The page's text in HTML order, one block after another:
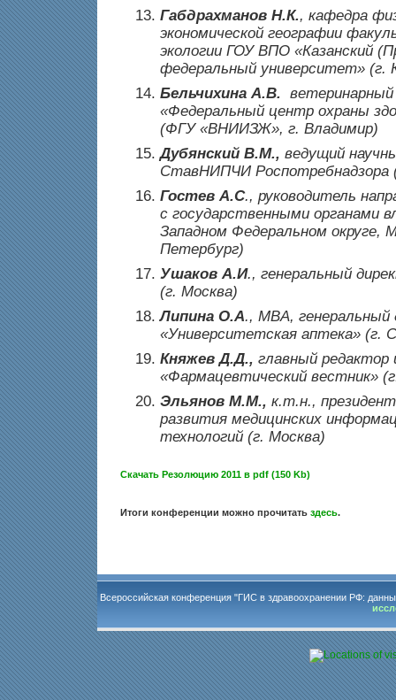
Габдрахманов Н.К., кафедра
экономической географии
экологии ГОУ ВПО «Казанский
федеральный университет» (г.
Бельчихина А.В.
«Федеральный центр охраны
(ФГУ «ВНИИЗЖ», г. Владимир)
Дубянский В.М., ведущий
СтавНИПЧИ Роспотребнадзора
Гостев А.С., руководитель
с государственными органами
Западном Федеральном округе,
Петербург)
Ушаков А.И., генеральный
(г. Москва)
Липина О.А., MBA,
«Университетская аптека» (г.
Княжев Д.Д., главный редактор
«Фармацевтический вестник»
Эльянов М.М., к.т.н.,
развития медицинских
технологий (г. Москва)
Скачать Резолюцию 2011 в pdf (150 Kb)
Итоги конференции можно прочитать здесь.
Всероссийская конференция "ГИС в здравоохранении РФ: